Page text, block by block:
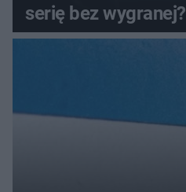
serię bez wygranej?